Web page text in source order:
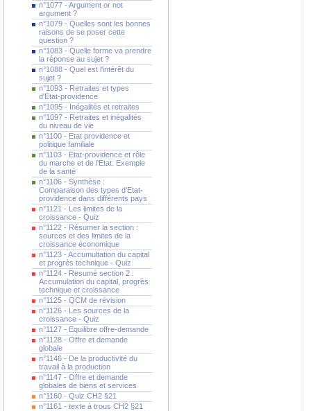
n°1077 - Argument or not
argument ?
n°1079 - Quelles sont les bonnes
raisons de se poser cette
question ?
n°1083 - Quelle forme va prendre
la réponse au sujet ?
n°1088 - Quel est l'intérêt du
sujet ?
n°1093 - Retraites et types
d'Etat-providence
n°1095 - Inégalités et retraites
n°1097 - Retraites et inégalités
du niveau de vie
n°1100 - Etat providence et
politique familiale
n°1103 - Etat-providence et rôle
du marche et de l'Etat. Exemple
de la santé
n°1106 - Synthèse :
Comparaison des types d'Etat-
providence dans différents pays
n°1121 - Les limites de la
croissance - Quiz
n°1122 - Résumer la section :
sources et des limites de la
croissance économique
n°1123 - Accumultation du capital
et progrès technique - Quiz
n°1124 - Resumé section 2 :
Accumulation du capital, progrès
technique et croissance
n°1125 - QCM de révision
n°1126 - Les sources de la
croissance - Quiz
n°1127 - Equilibre offre-demande
n°1128 - Offre et demande
globale
n°1146 - De la productivité du
travail à la production
n°1147 - Offre et demande
globales de biens et services
n°1160 - Quiz CH2 §21
n°1161 - texte à trous CH2 §21